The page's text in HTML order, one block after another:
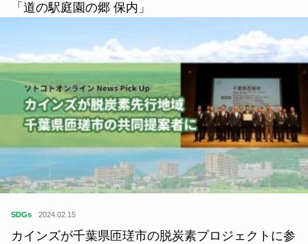
「道の駅庭園の郷 保内」
SDGs 2024.02.15
カインズが千葉県匝瑳市の脱炭素プロジェクトに参